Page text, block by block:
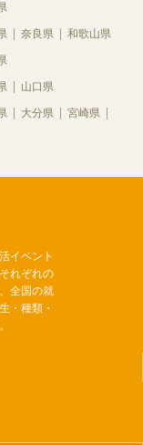
奈良県 和歌山県
山口県
大分県
宮崎県
イベント
れぞれの
全国の就
・種類・